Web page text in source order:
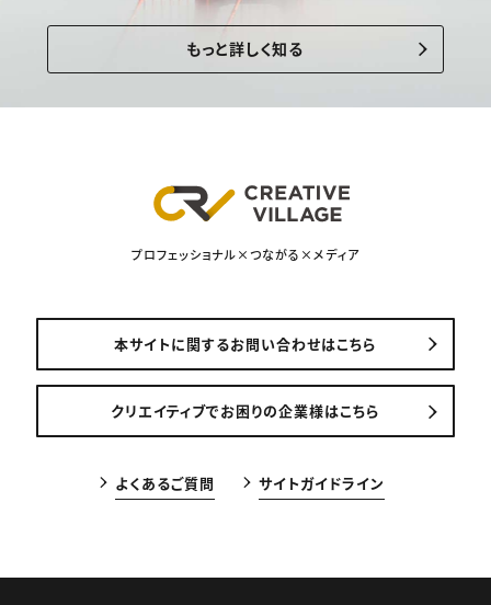
もっと詳しく知る
プロフェッショナル×つながる×メディア
本サイトに関するお問い合わせはこちら
クリエイティブでお困りの企業様はこちら
よくあるご質問 サイトガイドライン